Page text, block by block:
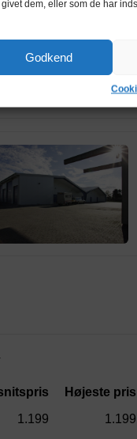
dem, eller som de har
Godkend
Højeste pris
1.199
1.199